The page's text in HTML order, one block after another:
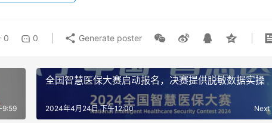
0 0 Generate poster
9:59
全国智慧医保大赛启动报名，决赛提供脱敏数据实操
Next
2024年4月24日 下午12:00